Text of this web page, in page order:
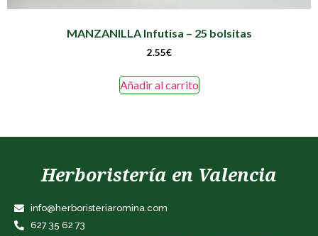
MANZANILLA Infutisa – 25 bolsitas
2.55€
Añadir al carrito
Herboristería en Valencia
info@herboristeriaromina.com
627 35 62 73